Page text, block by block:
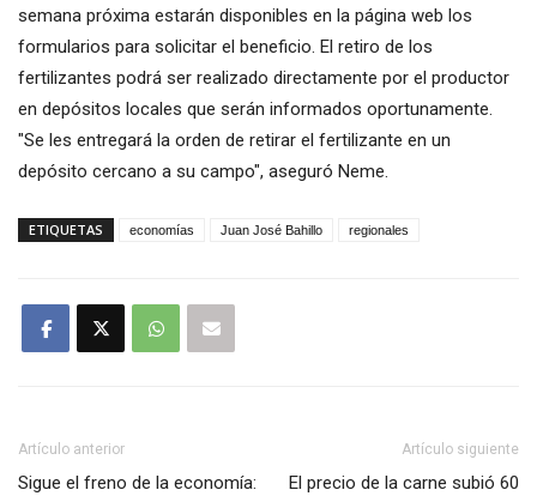
semana próxima estarán disponibles en la página web los
formularios para solicitar el beneficio. El retiro de los
fertilizantes podrá ser realizado directamente por el productor
en depósitos locales que serán informados oportunamente.
"Se les entregará la orden de retirar el fertilizante en un
depósito cercano a su campo", aseguró Neme.
ETIQUETAS economías Juan José Bahillo regionales
Artículo anterior
Sigue el freno de la economía:
Artículo siguiente
El precio de la carne subió 60